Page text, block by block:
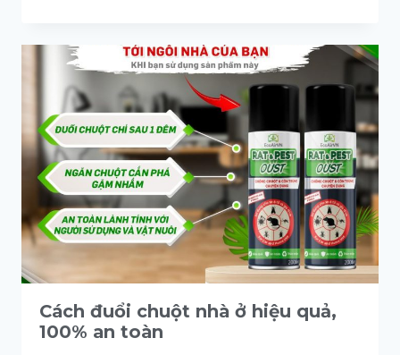
XỊT
ĐUỔI
CHUỘT
RAT
&
PEST
OUST
HIỆU
QUẢ
Cách đuổi chuột nhà ở hiệu quả,
100% an toàn